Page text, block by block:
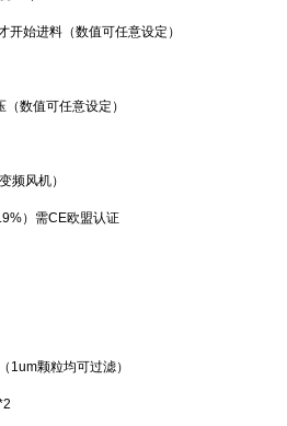
始进料（数值可任意设定）
数值可任意设定）
频风机）
）需CE欧盟认证
颗粒均可过滤）